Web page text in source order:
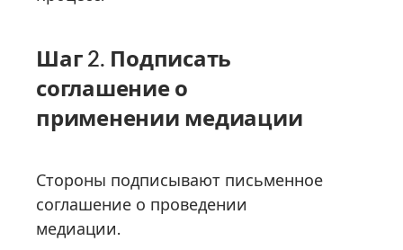
Шаг 2. Подписать
соглашение о
применении медиации
Стороны подписывают письменное
соглашение о проведении
медиации.